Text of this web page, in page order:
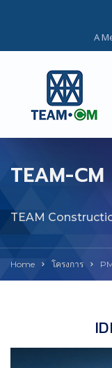
A
TEAM-CM
TEAM
Home โครงการ